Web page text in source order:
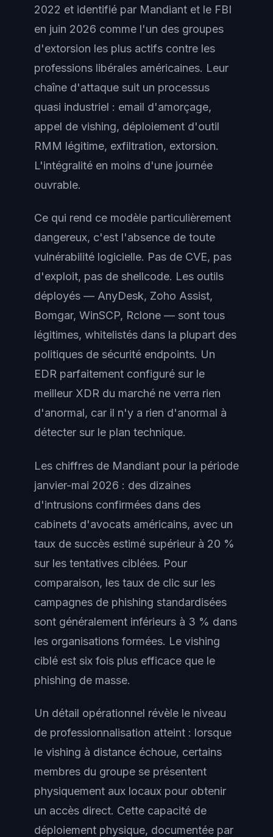
2022 et identifié par Mandiant et le FBI
en juin 2026 comme l'un des groupes
d'extorsion les plus actifs contre les
professions libérales américaines. Leur
chaîne d'attaque suit un processus
quasi industriel : email d'amorçage,
appel de vishing, déploiement d'outil
RMM légitime, exfiltration, extorsion.
L'intégralité en moins d'une journée
ouvrable.
Ce qui rend ce modèle particulièrement
dangereux, c'est l'absence de toute
vulnérabilité logicielle. Pas de CVE, pas
d'exploit, pas de shellcode. Les outils
déployés — AnyDesk, Zoho Assist,
Bomgar, WinSCP, Rclone — sont tous
légitimes, whitelistés dans la plupart des
politiques de sécurité endpoints. Un
EDR parfaitement configuré sur le
meilleur XDR du marché ne verra rien
d'anormal, car il n'y a rien d'anormal à
détecter sur le plan technique.
Les chiffres de Mandiant pour la période
janvier-mai 2026 : des dizaines
d'intrusions confirmées dans des
cabinets d'avocats américains, avec un
taux de succès estimé supérieur à 20 %
sur les tentatives ciblées. Pour
comparaison, les taux de clic sur les
campagnes de phishing standardisées
sont généralement inférieurs à 3 % dans
les organisations formées. Le vishing
ciblé est six fois plus efficace que le
phishing de masse.
Un détail opérationnel révèle le niveau
de professionnalisation atteint : lorsque
le vishing à distance échoue, certains
membres du groupe se présentent
physiquement aux locaux pour obtenir
un accès direct. Cette capacité de
déploiement physique, documentée par